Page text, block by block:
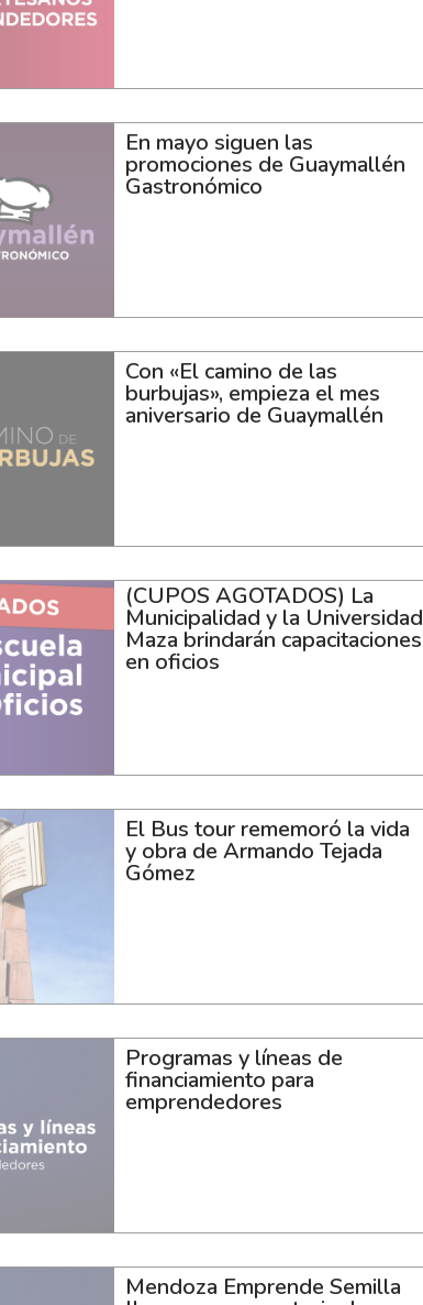
En mayo siguen las
promociones de Guaymallén
Gastronómico
Con «El camino de las
burbujas», empieza el mes
aniversario de Guaymallén
(CUPOS AGOTADOS) La
Municipalidad y la Universidad
Maza brindarán capacitaciones
en oficios
El Bus tour rememoró la vida
y obra de Armando Tejada
Gómez
Programas y líneas de
financiamiento para
emprendedores
Mendoza Emprende Semilla